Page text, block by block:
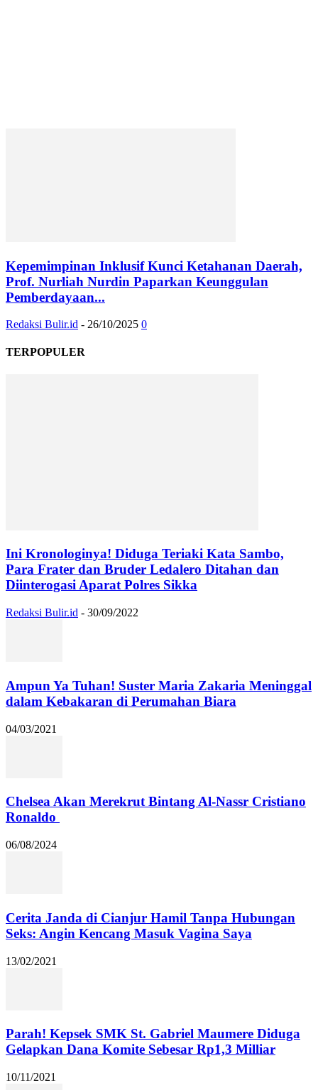
Kepemimpinan Inklusif Kunci Ketahanan Daerah,
Prof. Nurliah Nurdin Paparkan Keunggulan
Pemberdayaan...
Redaksi Bulir.id - 26/10/2025 0
TERPOPULER
Ini Kronologinya! Diduga Teriaki Kata Sambo,
Para Frater dan Bruder Ledalero Ditahan dan
Diinterogasi Aparat Polres Sikka
Redaksi Bulir.id - 30/09/2022
Ampun Ya Tuhan! Suster Maria Zakaria Meninggal
dalam Kebakaran di Perumahan Biara
04/03/2021
Chelsea Akan Merekrut Bintang Al-Nassr Cristiano
Ronaldo
06/08/2024
Cerita Janda di Cianjur Hamil Tanpa Hubungan
Seks: Angin Kencang Masuk Vagina Saya
13/02/2021
Parah! Kepsek SMK St. Gabriel Maumere Diduga
Gelapkan Dana Komite Sebesar Rp1,3 Milliar
10/11/2021